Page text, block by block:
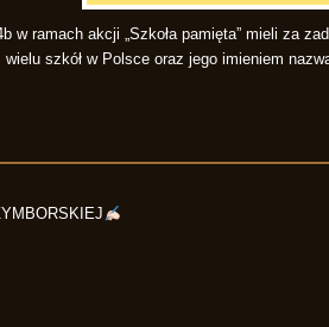
w ramach akcji „Szkoła pamięta” mieli za
wielu szkół w Polsce oraz jego imieniem